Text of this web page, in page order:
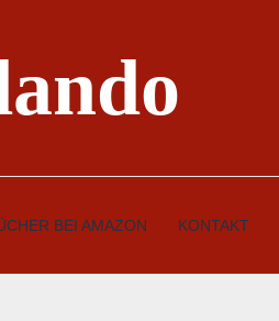
BEI AMAZON KONTAKT